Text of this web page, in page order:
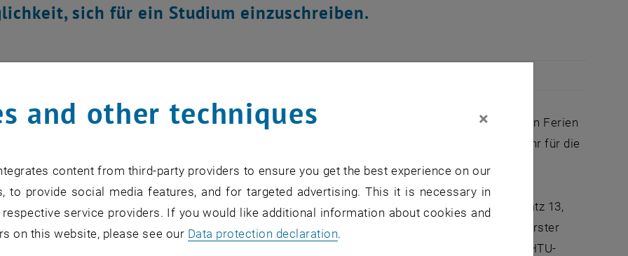
sich für ein Studium einzuschreiben.
MaturantInnen haben an der Technischen Universität (TU) Wien die Möglichkeit, sich noch vor den Ferien
einzuschreiben. Die Schalter der Studien- und Prüfungsabteilung sind bereits ab 23. Juni, 9 Uhr für die
geöffnet.
nicht schlüssig ist, welches Studium es sein soll, kann sich direkt vor Ort (1040 Wien, Karlsplatz 13,
von den BeraterInnen der HTU (HochschülerInnenschaft an der TU Wien) Infos aus erster
Wer am 23.06. keine Zeit hat, kann auch am 30.06. von 9 - 12 und 14 - 16 Uhr in den Genuss der HTU-
and other techniques ×
content from third-party providers to ensure you get the best experience on our
to provide social media features, and for targeted advertising. This it is necessary in
service providers. If you would like additional information about cookies and
on this website, please see our Data protection declaration.